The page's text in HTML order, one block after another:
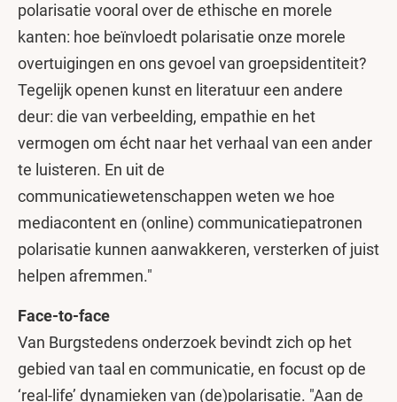
polarisatie vooral over de ethische en morele
kanten: hoe beïnvloedt polarisatie onze morele
overtuigingen en ons gevoel van groepsidentiteit?
Tegelijk openen kunst en literatuur een andere
deur: die van verbeelding, empathie en het
vermogen om écht naar het verhaal van een ander
te luisteren. En uit de
communicatiewetenschappen weten we hoe
mediacontent en (online) communicatiepatronen
polarisatie kunnen aanwakkeren, versterken of juist
helpen afremmen."
Face-to-face
Van Burgstedens onderzoek bevindt zich op het
gebied van taal en communicatie, en focust op de
‘real-life’ dynamieken van (de)polarisatie. "Aan de